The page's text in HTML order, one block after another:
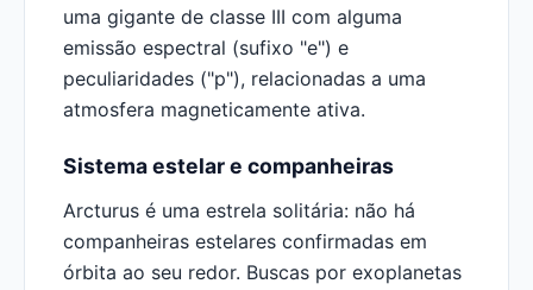
uma gigante de classe III com alguma
emissão espectral (sufixo "e") e
peculiaridades ("p"), relacionadas a uma
atmosfera magneticamente ativa.
Sistema estelar e companheiras
Arcturus é uma estrela solitária: não há
companheiras estelares confirmadas em
órbita ao seu redor. Buscas por exoplanetas